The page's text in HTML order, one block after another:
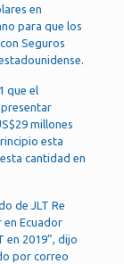
en
para que los
Seguros
que el
millones
esta
cantidad en
de JLT Re
Ecuador
en 2019”, dijo
por correo